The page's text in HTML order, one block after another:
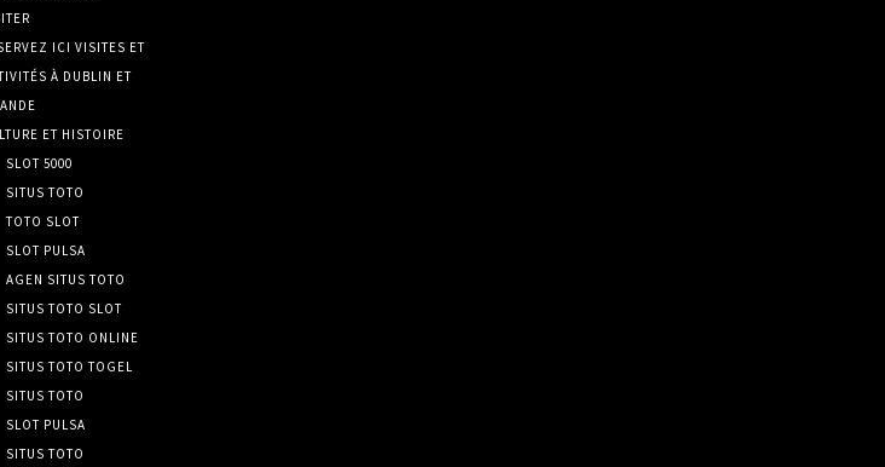
ICI VISITES ET
À DUBLIN ET
ET HISTOIRE
SLOT 5000
SITUS TOTO
TOTO SLOT
SLOT PULSA
AGEN SITUS TOTO
SITUS TOTO SLOT
SITUS TOTO ONLINE
SITUS TOTO TOGEL
SITUS TOTO
SLOT PULSA
SITUS TOTO